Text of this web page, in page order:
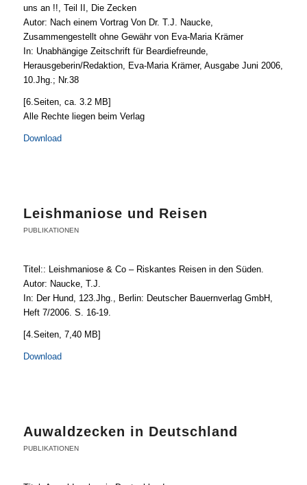
uns an !!, Teil II, Die Zecken
Autor: Nach einem Vortrag Von Dr. T.J. Naucke,
Zusammengestellt ohne Gewähr von Eva-Maria Krämer
In: Unabhängige Zeitschrift für Beardiefreunde,
Herausgeberin/Redaktion, Eva-Maria Krämer, Ausgabe Juni 2006,
10.Jhg.; Nr.38
[6.Seiten, ca. 3.2 MB]
Alle Rechte liegen beim Verlag
Download
Leishmaniose und Reisen
PUBLIKATIONEN
Titel:: Leishmaniose & Co – Riskantes Reisen in den Süden.
Autor: Naucke, T.J.
In: Der Hund, 123.Jhg., Berlin: Deutscher Bauernverlag GmbH,
Heft 7/2006. S. 16-19.
[4.Seiten, 7,40 MB]
Download
Auwaldzecken in Deutschland
PUBLIKATIONEN